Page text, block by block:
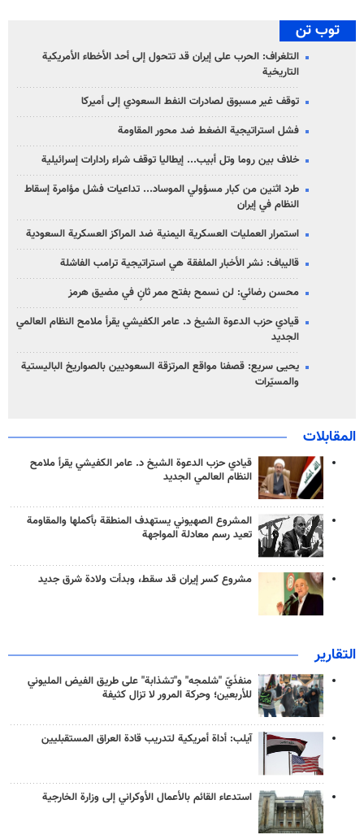
توب تن
التلغراف: الحرب على إيران قد تتحول إلى أحد الأخطاء الأمريكية
التاريخية
توقف غير مسبوق لصادرات النفط السعودي إلى أميركا
فشل استراتيجية الضغط ضد محور المقاومة
خلاف بين روما وتل أبيب... إيطاليا توقف شراء رادارات إسرائيلية
طرد اثنين من كبار مسؤولي الموساد... تداعيات فشل مؤامرة إسقاط
النظام في إيران
استمرار العمليات العسكرية اليمنية ضد المراكز العسكرية السعودية
قاليباف: نشر الأخبار الملفقة هي استراتيجية ترامب الفاشلة
محسن رضائي: لن نسمح بفتح ممر ثانٍ في مضيق هرمز
قيادي حزب الدعوة الشيخ د. عامر الكفيشي يقرأ ملامح النظام العالمي
الجديد
يحيى سريع: قصفنا مواقع المرتزقة السعوديين بالصواريخ الباليستية
والمسيّرات
المقابلات
قيادي حزب الدعوة الشيخ د. عامر الكفيشي يقرأ ملامح
النظام العالمي الجديد
المشروع الصهيوني يستهدف المنطقة بأكملها والمقاومة
تعيد رسم معادلة المواجهة
مشروع كسر إيران قد سقط، وبدأت ولادة شرق جديد
التقارير
منفذَيّ "شلمجه" و"تشذابة" على طريق الفيض المليوني
للأربعين؛ وحركة المرور لا تزال كثيفة
آيلب: أداة أمريكية لتدريب قادة العراق المستقبليين
استدعاء القائم بالأعمال الأوكراني إلى وزارة الخارجية